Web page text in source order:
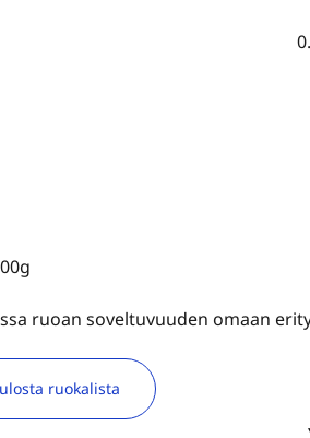
ruoan soveltuvuuden omaan
ruokalista